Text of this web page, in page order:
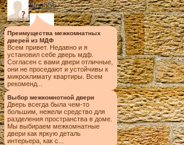
tima555
Преимущества межкомнатных
дверей из МДФ
Всем привет. Недавно и я
установил себе дверь мдф.
Согласен с вами двери отличные,
они не проседают и устойчивы к
микроклимату квартиры. Всем
рекоменд...
Выбор межкомнотной двери
Дверь всегда была чем-то
большим, нежели средство для
разделения пространства в доме.
Мы выбираем межкомнатные
двери как яркую деталь
интерьера, как с...